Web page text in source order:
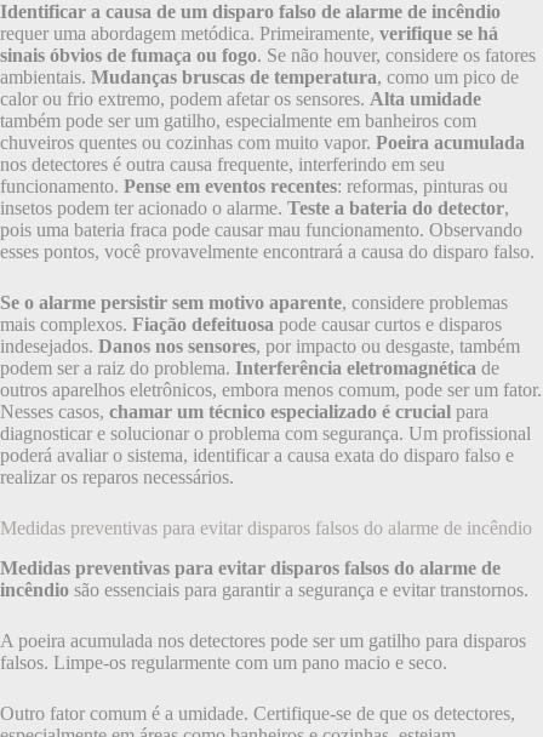
Identificar a causa de um disparo falso de alarme de incêndio
requer uma abordagem metódica. Primeiramente, verifique se há
sinais óbvios de fumaça ou fogo. Se não houver, considere os fatores
ambientais. Mudanças bruscas de temperatura, como um pico de
calor ou frio extremo, podem afetar os sensores. Alta umidade
também pode ser um gatilho, especialmente em banheiros com
chuveiros quentes ou cozinhas com muito vapor. Poeira acumulada
nos detectores é outra causa frequente, interferindo em seu
funcionamento. Pense em eventos recentes: reformas, pinturas ou
insetos podem ter acionado o alarme. Teste a bateria do detector,
pois uma bateria fraca pode causar mau funcionamento. Observando
esses pontos, você provavelmente encontrará a causa do disparo falso.
Se o alarme persistir sem motivo aparente, considere problemas
mais complexos. Fiação defeituosa pode causar curtos e disparos
indesejados. Danos nos sensores, por impacto ou desgaste, também
podem ser a raiz do problema. Interferência eletromagnética de
outros aparelhos eletrônicos, embora menos comum, pode ser um fator.
Nesses casos, chamar um técnico especializado é crucial para
diagnosticar e solucionar o problema com segurança. Um profissional
poderá avaliar o sistema, identificar a causa exata do disparo falso e
realizar os reparos necessários.
Medidas preventivas para evitar disparos falsos do alarme de incêndio
Medidas preventivas para evitar disparos falsos do alarme de
incêndio são essenciais para garantir a segurança e evitar transtornos.
A poeira acumulada nos detectores pode ser um gatilho para disparos
falsos. Limpe-os regularmente com um pano macio e seco.
Outro fator comum é a umidade. Certifique-se de que os detectores,